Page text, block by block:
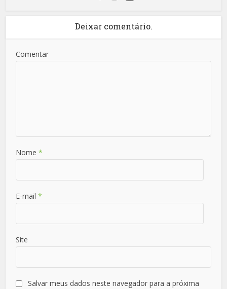
Deixar comentário.
Comentar
Nome*
E-mail*
Site
Salvar meus dados neste navegador para a próxima